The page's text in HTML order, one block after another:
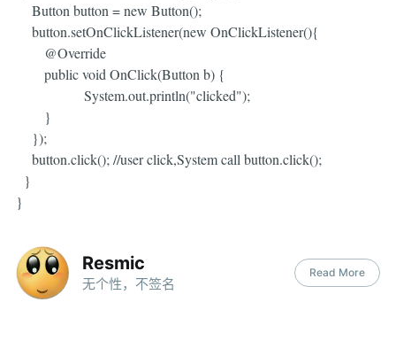
Button button = new Button();
button.setOnClickListener(new OnClickListener(){
@Override
public void OnClick(Button b) {
System.out.println("clicked");
}
});
button.click(); //user click,System call button.click();
}
}
Resmic
无个性，不签名
Read More